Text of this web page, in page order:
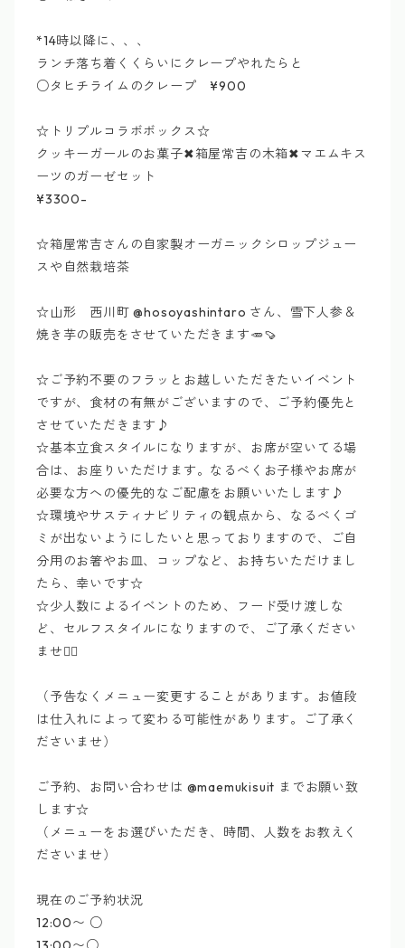
*14時以降に、、、
ランチ落ち着くくらいにクレープやれたらと
○タヒチライムのクレープ ¥900
☆トリプルコラボボックス☆
クッキーガールのお菓子✖︎箱屋常吉の木箱✖︎マエムキス
ーツのガーゼセット
¥3300-
☆箱屋常吉さんの自家製オーガニックシロップジュー
スや自然栽培茶
☆山形 西川町 @hosoyashintaro さん、雪下人参＆
焼き芋の販売をさせていただきます🥕🍠
☆ご予約不要のフラッとお越しいただきたいイベント
ですが、食材の有無がございますので、ご予約優先と
させていただきます♪
☆基本立食スタイルになりますが、お席が空いてる場
合は、お座りいただけます。なるべくお子様やお席が
必要な方への優先的なご配慮をお願いいたします♪
☆環境やサスティナビリティの観点から、なるべくゴ
ミが出ないようにしたいと思っておりますので、ご自
分用のお箸やお皿、コップなど、お持ちいただけまし
たら、幸いです☆
☆少人数によるイベントのため、フード受け渡しな
ど、セルフスタイルになりますので、ご了承ください
ませ🙇‍♂️
（予告なくメニュー変更することがあります。お値段
は仕入れによって変わる可能性があります。ご了承く
ださいませ）
ご予約、お問い合わせは @maemukisuit までお願い致
します☆
（メニューをお選びいただき、時間、人数をお教えく
ださいませ）
現在のご予約状況
12:00〜 ○